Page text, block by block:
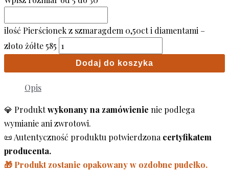
ilość Pierścionek z szmaragdem 0,50ct i diamentami –
złoto żółte 585
Dodaj do koszyka
Opis
💎 Produktwykonany na zamówienie nie podlega
wymianie ani zwrotowi.
📜 Autentyczność produktu potwierdzona certyfikatem
producenta.
🎁 Produkt zostanie opakowany w ozdobne pudełko.